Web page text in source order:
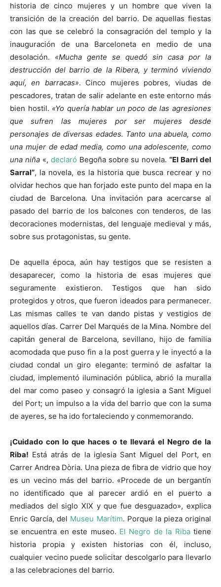
historia de cinco mujeres y un hombre que viven la
transición de la creación del barrio. De aquellas fiestas
con las que se celebró la consagración del templo y la
inauguración de una Barceloneta en medio de una
desolación. «Mucha gente se quedó sin casa por la
destrucción del barrio de la Ribera, y terminó viviendo
aquí, en barracas». Cinco mujeres pobres, viudas de
pescadores, tratan de salir adelante en este entorno más
bien hostil. «Yo quería hablar un poco de las agresiones
que sufren las mujeres por ser mujeres desde
personajes de diversas edades. Tanto una abuela, como
una mujer de edad media, como una adolescente, como
una niña«, declaró Begoña sobre su novela.“El Barri del
Sarral”, la novela, es la historia que busca recrear y no
olvidar hechos que han forjado este punto del mapa en la
ciudad de Barcelona. Una invitación para acercarse al
pasado del barrio de los balcones con tenderos, de las
decoraciones modernistas, del lenguaje medieval y más,
sobre sus protagonistas, su gente.
De aquella época, aún hay testigos que se resisten a
desaparecer, como la historia de esas mujeres que
seguramente existieron. Testigos que han sido
protegidos y otros, que fueron ideados para permanecer.
Las mismas calles te van dando pistas y vestigios de
aquellos días. Carrer Del Marqués de la Mina. Nombre del
capitán general de Barcelona, sevillano, hijo de familia
acomodada que puso fin a la post guerra y le inyectó a la
ciudad condal un giro elegante: terminó de asfaltar la
ciudad, implementó iluminación pública, abrió la muralla
del mar como paseo y consagró la iglesia a Sant Miguel
del Port; un impulso a la vida del barrio que con la suma
de ayeres, se ha ido fortaleciendo y conmemorando.
¡Cuidado con lo que haces o te llevará el Negro de la
Riba! Está atrás de la iglesia Sant Miguel del Port, en
Carrer Andrea Dòria. Una pieza de fibra de vidrio que hoy
es un vecino más del barrio. «Procede de un bergantín
no identificado que al parecer ardió en el puerto a
mediados del siglo XIX y que fue desguazado», explica
Enric García, del Museu Marítim. Porque la pieza original
se encuentra en este museo. El Negro de la Ribatiene
historia propia y existen historias con él, incluso,
cualquier vecino puede solicitar descolgarlo para llevarlo
a las celebraciones del barrio.